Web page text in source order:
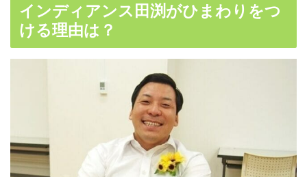
インディアンス田渕がひまわりをつ
ける理由は？